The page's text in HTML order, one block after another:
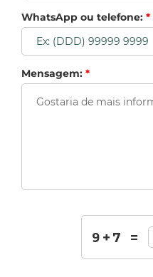
WhatsApp ou telefone: *
Mensagem: *